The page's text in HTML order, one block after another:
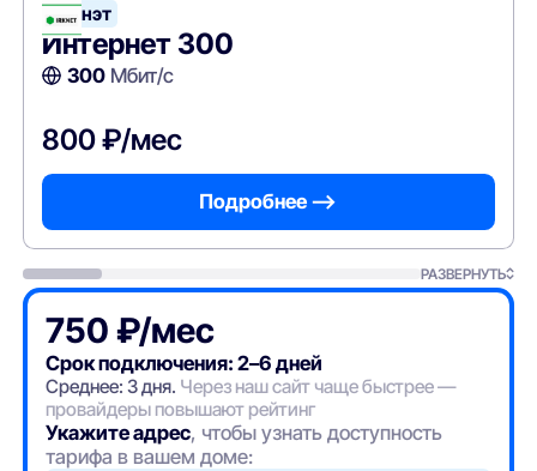
Иркнэт
Интернет 300
300Мбит/с
800 ₽/мес
Подробнее —>
РАЗВЕРНУТЬ
750 ₽/мес
Срок подключения: 2–6 дней
Среднее: 3 дня. Через наш сайт чаще быстрее —
провайдеры повышают рейтинг
Укажите адрес, чтобы узнать доступность
тарифа в вашем доме: